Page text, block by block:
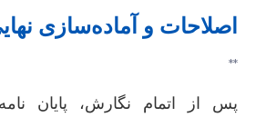
اصلاحات و آماده‌سازی
**
پس از اتمام نگارش، پایان نامه